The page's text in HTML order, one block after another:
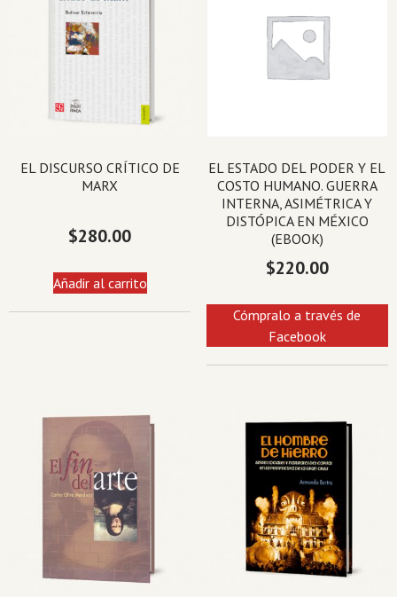
EL DISCURSO CRÍTICO DE
MARX
$280.00
Añadir al carrito
EL ESTADO DEL PODER Y EL
COSTO HUMANO. GUERRA
INTERNA, ASIMÉTRICA Y
DISTÓPICA EN MÉXICO
(EBOOK)
$220.00
Cómpralo a través de
Facebook